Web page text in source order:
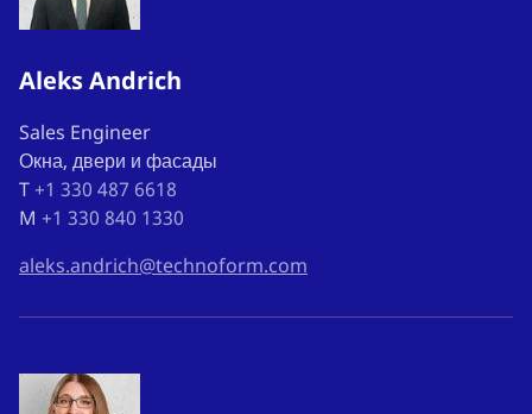
Aleks Andrich
Sales Engineer
Окна, двери и фасады
T +1 330 487 6618
M +1 330 840 1330
aleks.andrich@technoform.com